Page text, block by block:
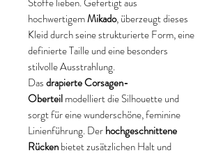
hochwertigemMikado, überzeugt dieses
Kleid durch seine strukturierte Form, eine
definierte Taille und eine besonders
stilvolle Ausstrahlung.
Dasdrapierte Corsagen-
Oberteilmodelliert die Silhouette und
sorgt für eine wunderschöne, feminine
Linienführung. Derhochgeschnittene
Rückenbietet zusätzlichen Halt und